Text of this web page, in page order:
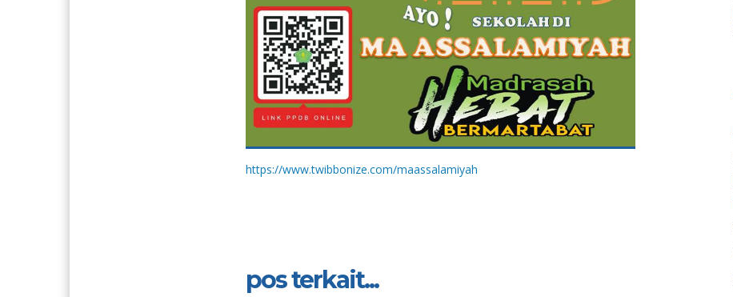
https://www.twibbonize.com/maassalamiyah
pos terkait...